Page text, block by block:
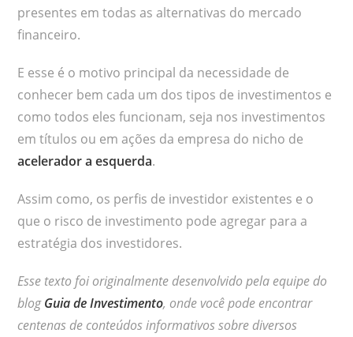
presentes em todas as alternativas do mercado
financeiro.
E esse é o motivo principal da necessidade de
conhecer bem cada um dos tipos de investimentos e
como todos eles funcionam, seja nos investimentos
em títulos ou em ações da empresa do nicho de
acelerador a esquerda.
Assim como, os perfis de investidor existentes e o
que o risco de investimento pode agregar para a
estratégia dos investidores.
Esse texto foi originalmente desenvolvido pela equipe do
blogGuia de Investimento, onde você pode encontrar
centenas de conteúdos informativos sobre diversos